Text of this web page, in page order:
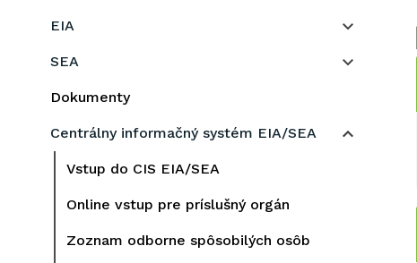
EIA
SEA
Dokumenty
Centrálny informačný systém EIA/SEA
Vstup do CIS EIA/SEA
Online vstup pre príslušný orgán
Zoznam odborne spôsobilých osôb